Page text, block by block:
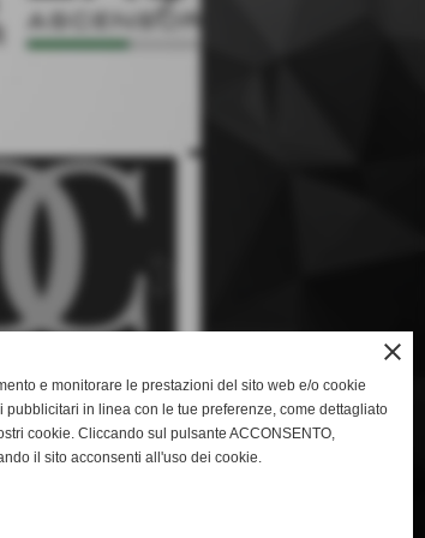
keyboard_arrow_right
close
e monitorare le prestazioni del sito web e/o cookie
in linea con le tue preferenze, come dettagliato
cookie. Cliccando sul pulsante ACCONSENTO,
il sito acconsenti all'uso dei cookie.